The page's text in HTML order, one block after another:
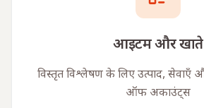
आइटम और खाते
विस्तृत विश्लेषण के लिए उत्पाद, सेवाएँ
ऑफ अकाउंट्स